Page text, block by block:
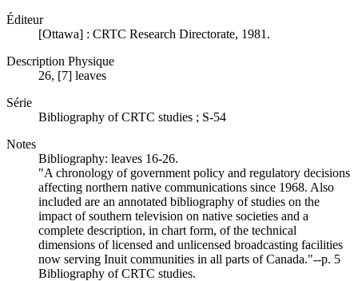
Éditeur
[Ottawa] : CRTC Research Directorate, 1981.
Description Physique
26, [7] leaves
Série
Bibliography of CRTC studies ; S-54
Notes
Bibliography: leaves 16-26.
"A chronology of government policy and regulatory decisions
affecting northern native communications since 1968. Also
included are an annotated bibliography of studies on the
impact of southern television on native societies and a
complete description, in chart form, of the technical
dimensions of licensed and unlicensed broadcasting facilities
now serving Inuit communities in all parts of Canada."--p. 5
Bibliography of CRTC studies.